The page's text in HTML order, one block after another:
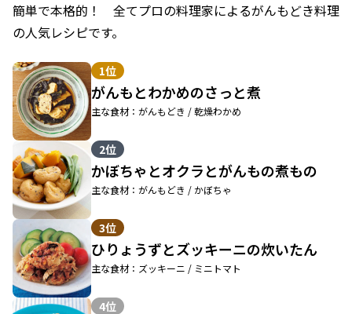
簡単で本格的！ 全てプロの料理家によるがんもどき料理
の人気レシピです。
1位
がんもとわかめのさっと煮
主な食材：がんもどき / 乾燥わかめ
2位
かぼちゃとオクラとがんもの煮もの
主な食材：がんもどき / かぼちゃ
3位
ひりょうずとズッキーニの炊いたん
主な食材：ズッキーニ / ミニトマト
4位